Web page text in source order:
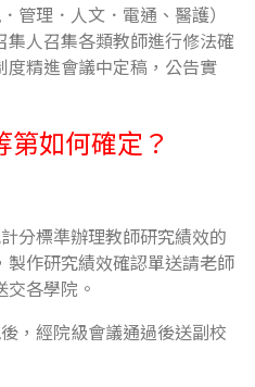
管理．人文．電通、醫護）
人召集各類教師進行修法確
精進會議中定稿，公告實
第如何確定？
分標準辦理教師研究績效的
製作研究績效確認單送請老師
各學院。
，經院級會議通過後送副校